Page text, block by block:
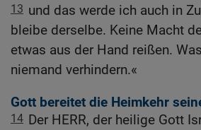
13 und das werde ich auch in
bleibe derselbe. Keine Macht
etwas aus der Hand reißen.
niemand verhindern.«
Gott bereitet die Heimkehr
14 Der HERR, der heilige Gott